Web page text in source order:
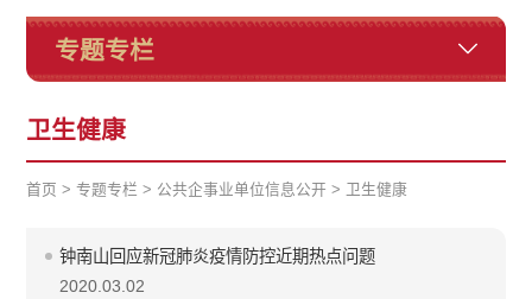
专题专栏
卫生健康
首页 >专题专栏 > 公共企事业单位信息公开 > 卫生健康
钟南山回应新冠肺炎疫情防控近期热点问题
2020.03.02